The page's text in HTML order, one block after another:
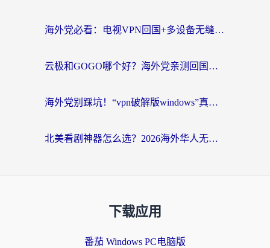
海外党必看：电视VPN回国+多设备无缝访问国内资源的实用指南
云极和GOGO哪个好？海外党亲测回国加速器选择指南（附iOS免费&Windows VPN实用技巧）
海外党别踩坑！“vpn破解版windows”真的能用？教你选对回国加速器无缝刷国内资源
北美看剧神器怎么选？2026海外华人无缝访问国内资源全攻略
下载应用
番茄 Windows PC电脑版